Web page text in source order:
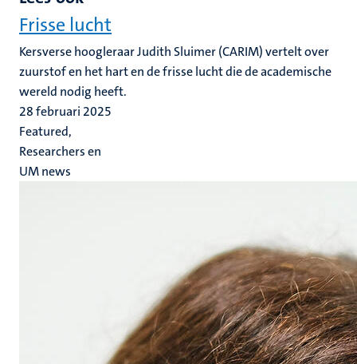
Frisse lucht
Kersverse hoogleraar Judith Sluimer (CARIM) vertelt over
zuurstof en het hart en de frisse lucht die de academische
wereld nodig heeft.
28 februari 2025
Featured,
Researchers en
UM news